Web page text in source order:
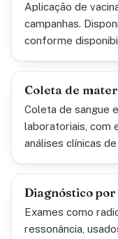
Aplicação de
campanhas.
conforme
Coleta de
Coleta de sangue
laboratoriais, com
análises clínicas
Diagnóstico
Exames como
ressonância,